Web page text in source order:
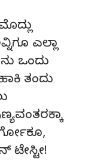
ಎಲ್ಲಾ
ಒಂದು
ತಂದು
ಟೇಸ್ಟೀ!